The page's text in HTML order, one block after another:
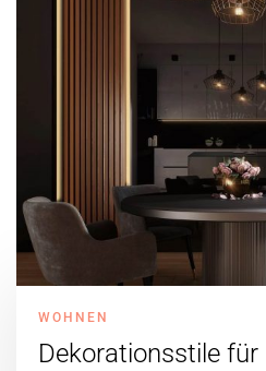
WOHNEN
Dekorationsstile für